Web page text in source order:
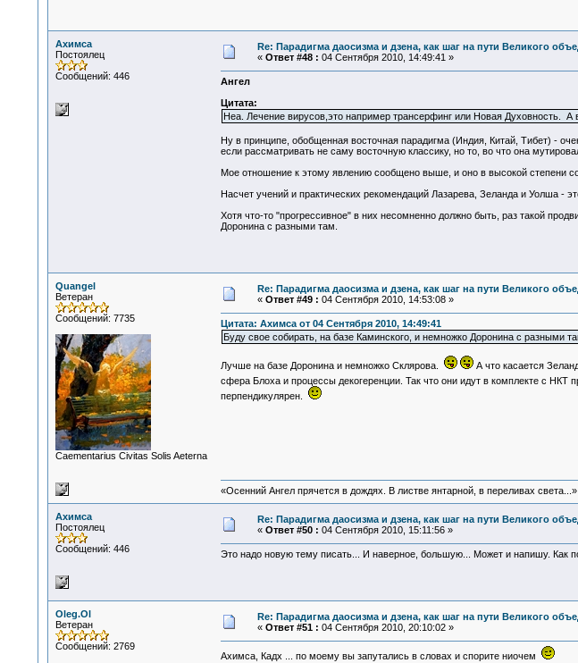
Ахимса
Постоялец
Сообщений: 446
Re: Парадигма даосизма и дзена, как шаг на пути Великого
« Ответ #48 : 04 Сентября 2010, 14:49:41 »
Ангел
Цитата:
Неа. Лечение вирусов,это например трансерфинг или Новая Духовность.
Ну в принципе, обобщенная восточная парадигма (Индия, Китай, Тибет) -
если рассматривать не саму восточную классику, но то, во что она
Мое отношение к этому явлению сообщено выше, и оно в высокой степени
Насчет учений и практических рекомендаций Лазарева, Зеланда и Уолша -
Хотя что-то "прогрессивное" в них несомненно должно быть, раз такой
Доронина с разными там.
Quangel
Ветеран
Сообщений: 7735
Сaementarius Civitas Solis Aeterna
Re: Парадигма даосизма и дзена, как шаг на пути Великого
« Ответ #49 : 04 Сентября 2010, 14:53:08 »
Цитата: Ахимса от 04 Сентября 2010, 14:49:41
Буду свое собирать, на базе Каминского, и немножко Доронина с разными
Лучше на базе Доронина и немножко Склярова.
А что касается
сфера Блоха и процессы декогеренции. Так что они идут в комплекте с НКТ
перпендикулярен.
«Осенний Ангел прячется в дождях. В листве янтарной, в переливах
Ахимса
Постоялец
Сообщений: 446
Re: Парадигма даосизма и дзена, как шаг на пути Великого
« Ответ #50 : 04 Сентября 2010, 15:11:56 »
Это надо новую тему писать... И наверное, большую... Может и напишу. Как
Oleg.Ol
Ветеран
Сообщений: 2769
Re: Парадигма даосизма и дзена, как шаг на пути Великого
« Ответ #51 : 04 Сентября 2010, 20:10:02 »
Ахимса, Кадх ... по моему вы запутались в словах и спорите ниочем